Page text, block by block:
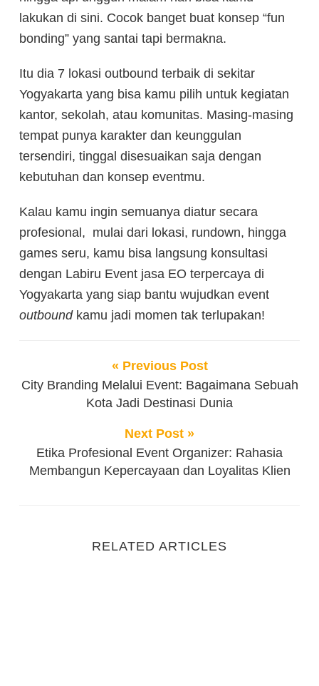
lakukan di sini. Cocok banget buat konsep “fun
bonding” yang santai tapi bermakna.
Itu dia 7 lokasi outbound terbaik di sekitar
Yogyakarta yang bisa kamu pilih untuk kegiatan
kantor, sekolah, atau komunitas. Masing-masing
tempat punya karakter dan keunggulan
tersendiri, tinggal disesuaikan saja dengan
kebutuhan dan konsep eventmu.
Kalau kamu ingin semuanya diatur secara
profesional, mulai dari lokasi, rundown, hingga
games seru, kamu bisa langsung konsultasi
dengan Labiru Event jasa EO terpercaya di
Yogyakarta yang siap bantu wujudkan event
outboundkamu jadi momen tak terlupakan!
« Previous Post
City Branding Melalui Event: Bagaimana Sebuah
Kota Jadi Destinasi Dunia
Next Post »
Etika Profesional Event Organizer: Rahasia
Membangun Kepercayaan dan Loyalitas Klien
RELATED ARTICLES